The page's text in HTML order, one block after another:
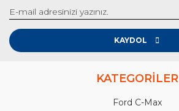
KAYDOL
KATEGORİLER
Ford C-Max